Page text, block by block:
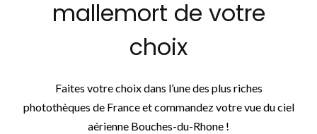
mallemort de votre
choix
Faites votre choix dans l’une des plus riches
photothèques de France et commandez votre vue du ciel
aérienne Bouches-du-Rhone !